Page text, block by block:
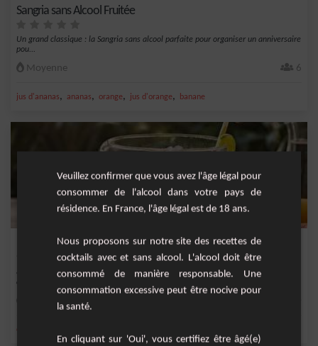
Sangria sans Alcool Fruitée
Un grand classique : la Sangria sans alcool parfaite pour organiser un anniversaire
pou...
Moyenne 6
jus d'ananas, ananas, orange, jus d'orange, banane
Punch pour les enfants
&nbsp;Le punch pour enfants est une boisson festive et colorée, idéale pour les
anniver...
citron
Veuillez confirmer que vous avez l'âge légal pour
consommer de l'alcool dans votre pays de
résidence. En France, l'âge légal est de 18 ans.
Nous proposons sur notre site des recettes de
cocktails avec et sans alcool. L'alcool doit être
consommé de manière responsable. Une
consommation excessive peut être nocive pour
la santé.
En cliquant sur 'Oui', vous certifiez être âgé(e)